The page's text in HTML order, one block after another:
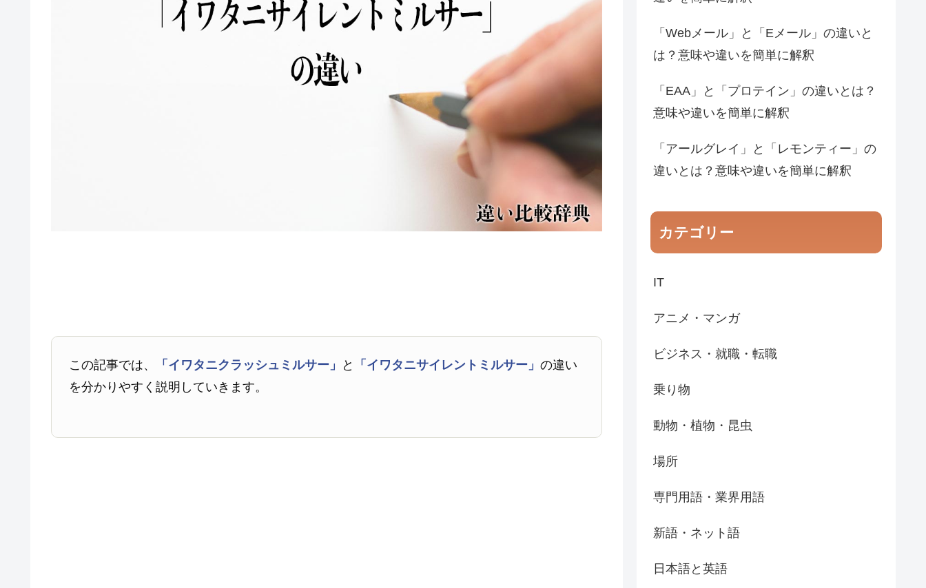
この記事では、 「イワタニクラッシュミルサー」 と 「イワタニサイレントミルサー」の違い
を分かりやすく説明していきます。
「Webメール」と「Eメール」の違いと
は？意味や違いを簡単に解釈
「EAA」と「プロテイン」の違いとは？
意味や違いを簡単に解釈
「アールグレイ」と「レモンティー」の
違いとは？意味や違いを簡単に解釈
カテゴリー
IT
アニメ・マンガ
ビジネス・就職・転職
乗り物
動物・植物・昆虫
場所
専門用語・業界用語
新語・ネット語
日本語と英語